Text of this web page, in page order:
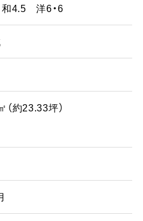
4.5 洋6・6
（約23.33坪）